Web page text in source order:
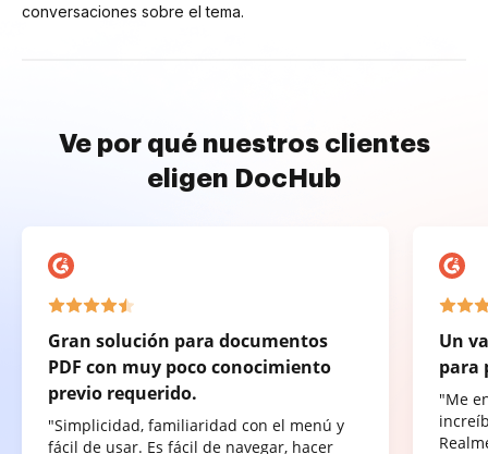
conversaciones sobre el tema.
Ve por qué nuestros clientes
eligen DocHub
Gran solución para documentos
PDF con muy poco conocimiento
previo requerido.
"Simplicidad, familiaridad con el menú y
fácil de usar. Es fácil de navegar, hacer
Un
para
"Me